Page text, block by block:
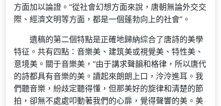
方面加以論證。“從社會幻想方面來說，唐朝無論外交交
際、經濟文明等方面，都是一個蓬勃向上的社會”。
遺稿的第二個特點是正確地歸納綜合了唐詩的美學
特征。共有四點：音樂美、建筑美或視覺美、特性美、
意境美。關于音樂美，“由于講求聲韻和格律，所以唐代
的詩都具有音樂的美。讀起來朗朗上口，泠泠進耳。我
們聽音樂，紛歧定聽得懂，但那美好的旋律和清楚的節
拍，卻無不處處叩動著我們的心扉，覺得聲響的美。美